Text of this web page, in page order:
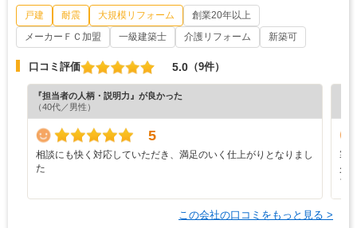
戸建 耐震 大規模リフォーム
創業20年以上
メーカーＦＣ加盟
一級建築士 介護リフォーム 新築可
口コミ評価 5.0 （9件）
『担当者の人柄・説明力』が良かった
（40代／男性）
5
相談にも快く対応していただき、満足のいく仕上がりとなりまし
た
寒
少
ブ
この会社の口コミをもっと見る >